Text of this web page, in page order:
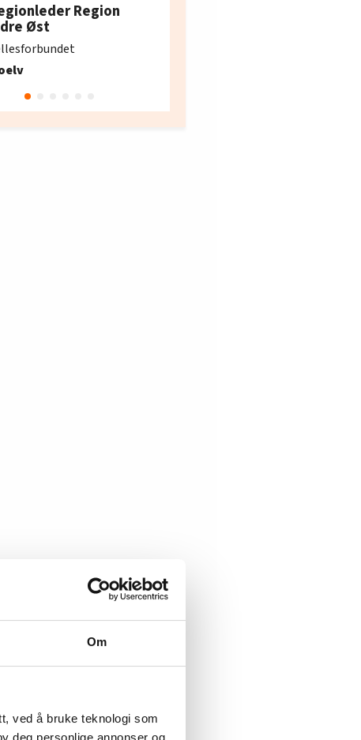
Om
ved å bruke teknologi som
deg personlige annonser og
Region
Øst